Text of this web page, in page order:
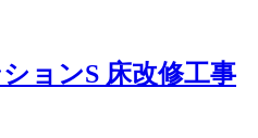
ョンS 床改修工事